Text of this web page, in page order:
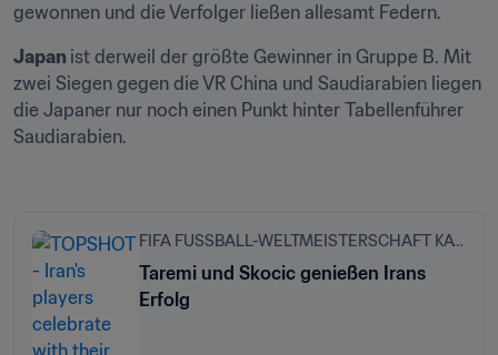
gewonnen und die Verfolger ließen allesamt Federn.
Japan ist derweil der größte Gewinner in Gruppe B. Mit
zwei Siegen gegen die VR China und Saudiarabien liegen
die Japaner nur noch einen Punkt hinter Tabellenführer
Saudiarabien.
FIFA FUSSBALL-WELTMEISTERSCHAFT KATAR 2022™
Taremi und Skocic genießen Irans
Erfolg